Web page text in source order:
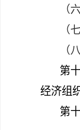
（
（
（
第
经济组
第